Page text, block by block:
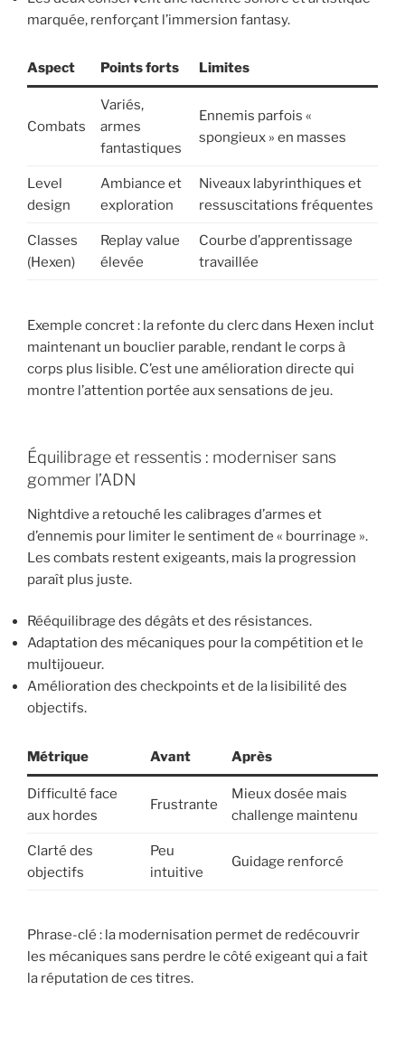
marquée, renforçant l’immersion fantasy.
Aspect Points forts Limites
Combats
Variés,
armes
fantastiques
Ennemis parfois «
spongieux » en masses
Level
design
Ambiance et
exploration
Niveaux labyrinthiques et
ressuscitations fréquentes
Classes
(Hexen)
Replay value
élevée
Courbe d’apprentissage
travaillée
Exemple concret : la refonte du clerc dans Hexen inclut
maintenant un bouclier parable, rendant le corps à
corps plus lisible. C’est une amélioration directe qui
montre l’attention portée aux sensations de jeu.
Équilibrage et ressentis : moderniser sans
gommer l’ADN
Nightdive a retouché les calibrages d’armes et
d’ennemis pour limiter le sentiment de « bourrinage ».
Les combats restent exigeants, mais la progression
paraît plus juste.
Rééquilibrage des dégâts et des résistances.
Adaptation des mécaniques pour la compétition et le
multijoueur.
Amélioration des checkpoints et de la lisibilité des
objectifs.
Métrique Avant Après
Difficulté face
aux hordes
Frustrante
Mieux dosée mais
challenge maintenu
Clarté des
objectifs
Peu
intuitive
Guidage renforcé
Phrase-clé : la modernisation permet de redécouvrir
les mécaniques sans perdre le côté exigeant qui a fait
la réputation de ces titres.